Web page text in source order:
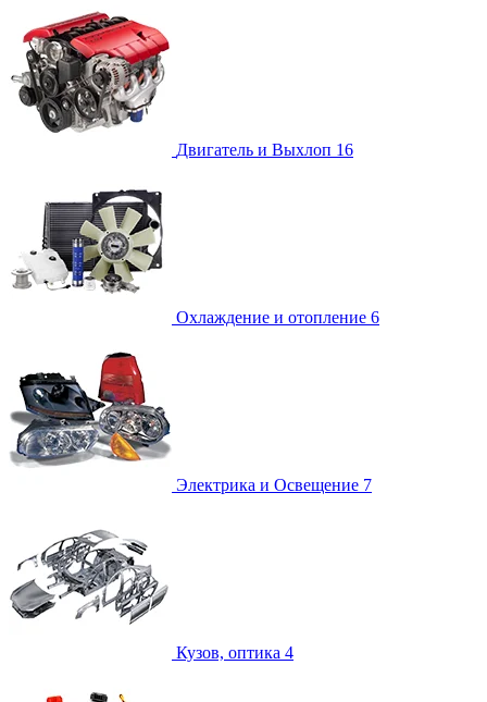
Двигатель и Выхлоп 16
Охлаждение и отопление 6
Электрика и Освещение 7
Кузов, оптика 4